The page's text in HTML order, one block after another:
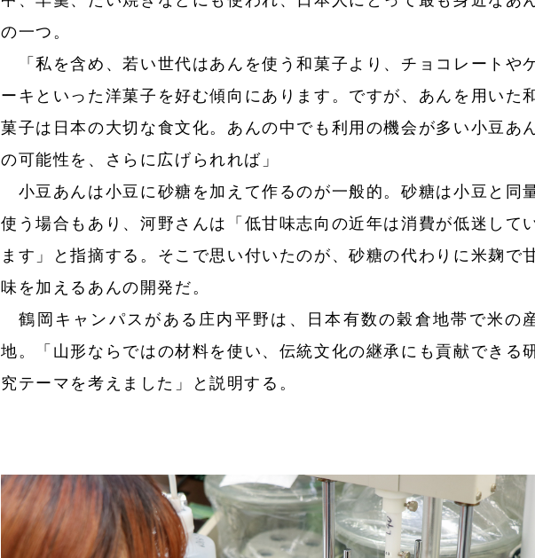
の一つ。
「私を含め、若い世代はあんを使う和菓子より、チョコレートや
ーキといった洋菓子を好む傾向にあります。ですが、あんを用いた
菓子は日本の大切な食文化。あんの中でも利用の機会が多い小豆あ
の可能性を、さらに広げられれば」
小豆あんは小豆に砂糖を加えて作るのが一般的。砂糖は小豆と同
使う場合もあり、河野さんは「低甘味志向の近年は消費が低迷して
ます」と指摘する。そこで思い付いたのが、砂糖の代わりに米麹で
味を加えるあんの開発だ。
鶴岡キャンパスがある庄内平野は、日本有数の穀倉地帯で米の
地。「山形ならではの材料を使い、伝統文化の継承にも貢献できる
究テーマを考えました」と説明する。